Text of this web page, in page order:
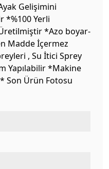
Gelişimini
*%100 Yerli
*Azo boyar-
Madde İçermez
, Su İtici Sprey
Yapılabilir *Makine
Son Ürün Fotosu